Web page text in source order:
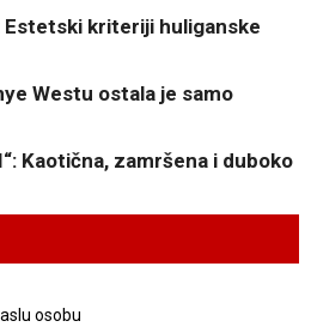
Estetski kriteriji huliganske
Westu ostala je samo
Kaotična, zamršena i duboko
osobu